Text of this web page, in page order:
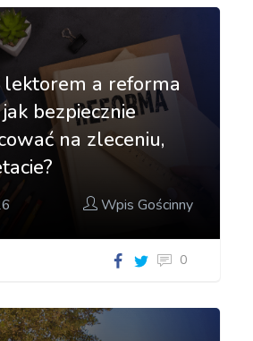
a reforma
bezpiecznie
na zleceniu,
Wpis Gościnny
0